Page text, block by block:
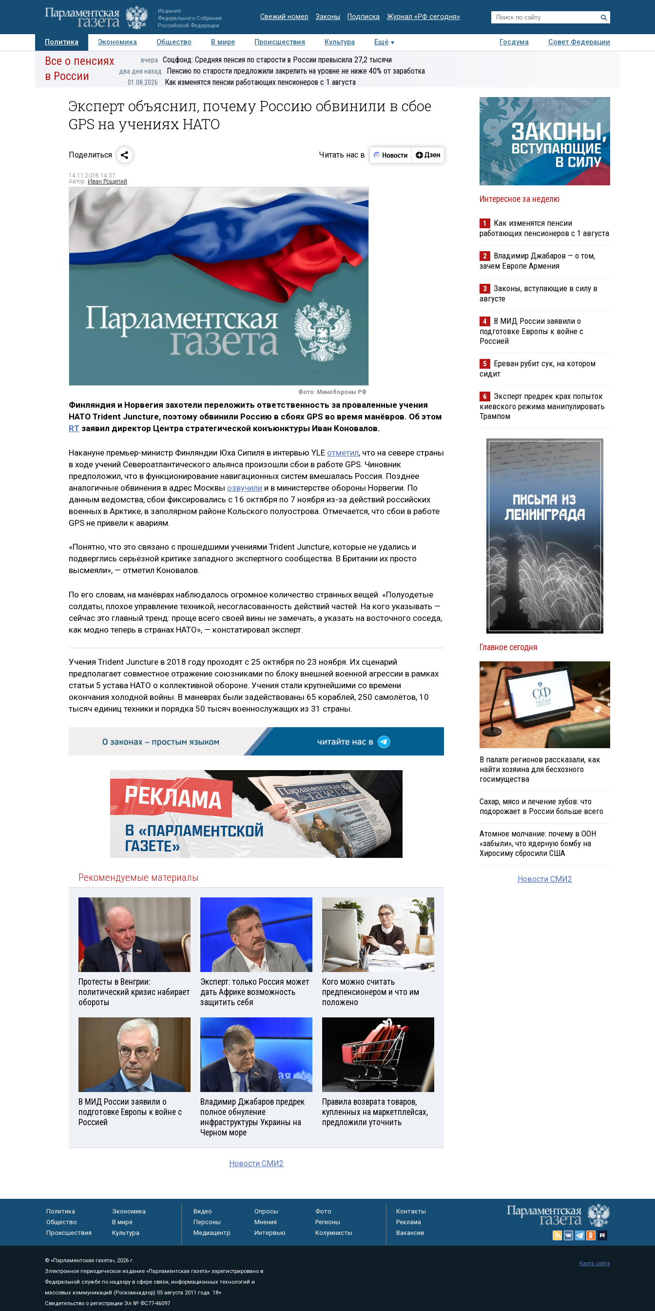
Издание
Федерального Собрания
Российской Федерации
Свежий номер Законы Подписка Журнал «РФ сегодня»
Политика Экономика Общество В мире Происшествия Культура Ещё Госдума
Совет Федерации
Авторы Персоны Мнения Регионы Медиацентр Интервью Колумнисты
экспертиза
Все о пенсиях
в России
вчера Соцфонд: Средняя пенсия по старости в России превысила 27,2 тысячи
два дня назад Пенсию по старости предложили закрепить на уровне не ниже 40% от заработка
01.08.2026 Как изменятся пенсии работающих пенсионеров с 1 августа
Эксперт объяснил, почему Россию обвинили в сбое
GPS на учениях НАТО
Поделиться Читать нас в
14.11.2018 14:57
Автор: Иван Рощепий
Фото: Минобороны РФ
Финляндия и Норвегия захотели переложить ответственность за проваленные учения
НАТО Trident Juncture, поэтому обвинили Россию в сбоях GPS во время манёвров. Об этом
RT заявил директор Центра стратегической конъюнктуры Иван Коновалов.
Накануне премьер-министр Финляндии Юха Сипиля в интервью YLE отметил, что на севере страны
в ходе учений Североатлантического альянса произошли сбои в работе GPS. Чиновник
предположил, что в функционирование навигационных систем вмешалась Россия. Позднее
аналогичные обвинения в адрес Москвы озвучили и в министерстве обороны Норвегии. По
данным ведомства, сбои фиксировались с 16 октября по 7 ноября из-за действий российских
военных в Арктике, в заполярном районе Кольского полуострова. Отмечается, что сбои в работе
GPS не привели к авариям.
«Понятно, что это связано с прошедшими учениями Trident Juncture, которые не удались и
подверглись серьёзной критике западного экспертного сообщества. В Британии их просто
высмеяли», — отметил Коновалов.
По его словам, на манёврах наблюдалось огромное количество странных вещей. «Полуодетые
солдаты, плохое управление техникой, несогласованность действий частей. На кого указывать —
сейчас это главный тренд: проще всего своей вины не замечать, а указать на восточного соседа,
как модно теперь в странах НАТО», — констатировал эксперт.
Учения Trident Juncture в 2018 году проходят с 25 октября по 23 ноября. Их сценарий
предполагает совместное отражение союзниками по блоку внешней военной агрессии в рамках
статьи 5 устава НАТО о коллективной обороне. Учения стали крупнейшими со времени
окончания холодной войны. В маневрах были задействованы 65 кораблей, 250 самолётов, 10
тысяч единиц техники и порядка 50 тысяч военнослужащих из 31 страны.
Рекомендуемые материалы
Протесты в Венгрии:
политический кризис набирает
обороты
Эксперт: только Россия может
дать Африке возможность
защитить себя
Кого можно считать
предпенсионером и что им
положено
В МИД России заявили о
подготовке Европы к войне с
Россией
Владимир Джабаров предрек
полное обнуление
инфраструктуры Украины на
Черном море
Правила возврата товаров,
купленных на маркетплейсах,
предложили уточнить
Новости СМИ2
Интересное за неделю
1
Как изменятся пенсии
работающих пенсионеров с 1 августа
2
Владимир Джабаров — о том,
зачем Европе Армения
3
Законы, вступающие в силу в
августе
4
В МИД России заявили о
подготовке Европы к войне с
Россией
5
Ереван рубит сук, на котором
сидит
6
Эксперт предрек крах попыток
киевского режима манипулировать
Трампом
Главное сегодня
В палате регионов рассказали, как
найти хозяина для бесхозного
госимущества
Сахар, мясо и лечение зубов: что
подорожает в России больше всего
Атомное молчание: почему в ООН
«забыли», что ядерную бомбу на
Хиросиму сбросили США
Новости СМИ2
Политика
Экономика
Общество
В мире
Происшествия
Культура
Видео Опросы
Фото
Персоны
Мнения
Регионы
Медиацентр
Интервью Колумнисты
Контакты
Реклама
Вакансии
© «Парламентская газета», 2026 г.
Электронное периодическое издание «Парламентская газета» зарегистрировано в
Федеральной службе по надзору в сфере связи, информационных технологий и
массовых коммуникаций (Роскомнадзор) 05 августа 2011 года. 18+
Свидетельство о регистрации Эл № ФС77-46097
Карта сайта